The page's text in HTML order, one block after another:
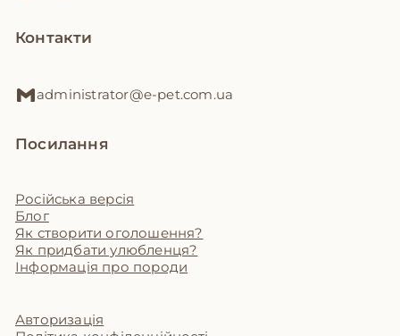
Контакти
administrator@e-pet.com.ua
Посилання
Російська версія
Блог
Як створити оголошення?
Як придбати улюбленця?
Інформація про породи
Авторизація